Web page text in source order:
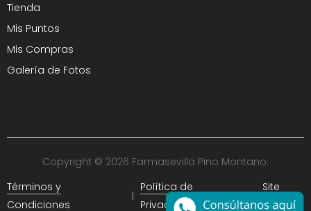
Tienda
Mis Puntos
Mis Compras
Galería de Fotos
Copyright © 2026 Farmasevilla Pino Montano.
Términos y
Condiciones
Política de
Privacidad
Site
Map